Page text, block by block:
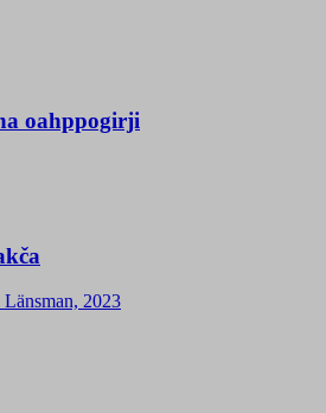
oahppogirji
2023